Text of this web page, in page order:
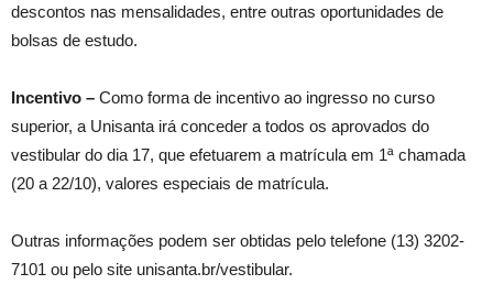
descontos nas mensalidades, entre outras oportunidades de
bolsas de estudo.
Incentivo – Como forma de incentivo ao ingresso no curso
superior, a Unisanta irá conceder a todos os aprovados do
vestibular do dia 17, que efetuarem a matrícula em 1ª chamada
(20 a 22/10), valores especiais de matrícula.
Outras informações podem ser obtidas pelo telefone (13) 3202-
7101 ou pelo site unisanta.br/vestibular.